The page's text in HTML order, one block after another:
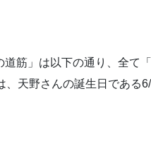
筋」は以下の通り、全て
天野さんの誕生日である